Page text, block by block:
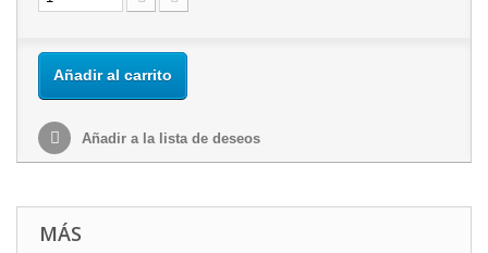
Añadir al carrito
Añadir a la lista de deseos
MÁS